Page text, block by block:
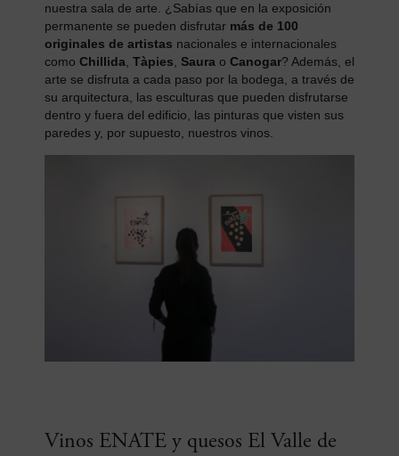
nuestra sala de arte. ¿Sabías que en la exposición
permanente se pueden disfrutar más de 100
originales de artistas nacionales e internacionales
como Chillida, Tàpies, Saura o Canogar? Además, el
arte se disfruta a cada paso por la bodega, a través de
su arquitectura, las esculturas que pueden disfrutarse
dentro y fuera del edificio, las pinturas que visten sus
paredes y, por supuesto, nuestros vinos.
Vinos ENATE y quesos El Valle de